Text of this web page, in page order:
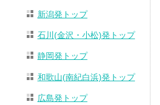
新潟発トップ
石川(金沢・小松)発トップ
静岡発トップ
和歌山(南紀白浜)発トップ
広島発トップ